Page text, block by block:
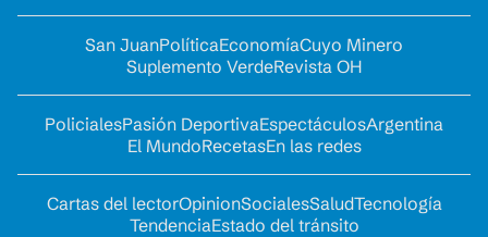
San JuanPolíticaEconomíaCuyo Minero
Suplemento VerdeRevista OH
PolicialesPasión DeportivaEspectáculosArgentina
El MundoRecetasEn las redes
Cartas del lectorOpinionSocialesSaludTecnología
TendenciaEstado del tránsito